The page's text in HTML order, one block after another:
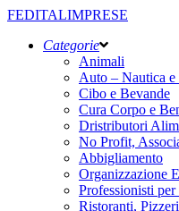
FEDITALIMPRESE
Categorie
Animali
Auto – Nautica
Cibo e Bevande
Cura Corpo e
Dristributori
No Profit,
Abbigliamento
Organizzazione
Professionisti
Ristoranti,